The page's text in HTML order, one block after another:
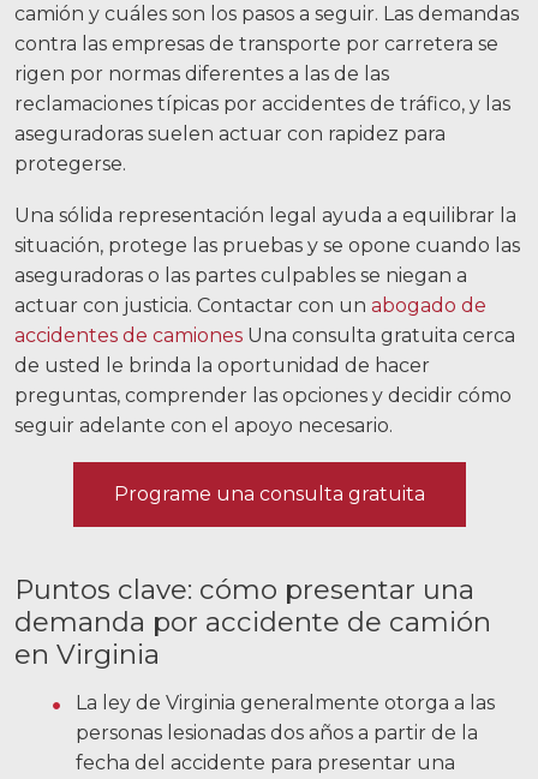
Abuso y negligencia en hogares de
ancianos
Más...
Resultados de casos
Abogados
Participación de la comunidad
Testimonios
Recursos
Noticias
Ubicaciones
Charlottesville, VA
Chesterfield, VA
camión y cuáles son los pasos a seguir. Las demandas
contra las empresas de transporte por carretera se
rigen por normas diferentes a las de las
reclamaciones típicas por accidentes de tráfico, y las
aseguradoras suelen actuar con rapidez para
protegerse.
Una sólida representación legal ayuda a equilibrar la
situación, protege las pruebas y se opone cuando las
aseguradoras o las partes culpables se niegan a
actuar con justicia. Contactar con un abogado de
accidentes de camiones Una consulta gratuita cerca
de usted le brinda la oportunidad de hacer
preguntas, comprender las opciones y decidir cómo
seguir adelante con el apoyo necesario.
Programe una consulta gratuita
Puntos clave: cómo presentar una
demanda por accidente de camión
en Virginia
La ley de Virginia generalmente otorga a las
personas lesionadas dos años a partir de la
fecha del accidente para presentar una